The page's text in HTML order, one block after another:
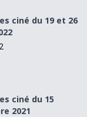
ciné du 19 et 26
ciné du 15
2021